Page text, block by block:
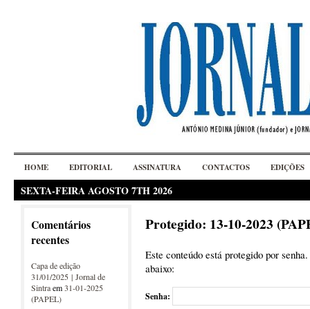
HOME EDITORIAL ASSINATURA CONTACTOS EDIÇÕES
SEXTA-FEIRA AGOSTO 7TH 2026
Comentários
recentes
Capa de edição
31/01/2025 | Jornal de
Sintraem31-01-2025
(PAPEL)
Protegido: 13-10-2023
Este conteúdo está protegido por
abaixo:
Senha: